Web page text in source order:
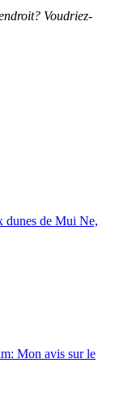
Voudriez-
dunes de Mui Ne,
Mon avis sur le